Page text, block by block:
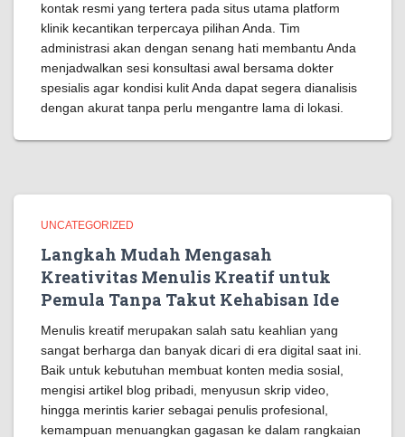
kontak resmi yang tertera pada situs utama platform
klinik kecantikan terpercaya pilihan Anda. Tim
administrasi akan dengan senang hati membantu Anda
menjadwalkan sesi konsultasi awal bersama dokter
spesialis agar kondisi kulit Anda dapat segera dianalisis
dengan akurat tanpa perlu mengantre lama di lokasi.
UNCATEGORIZED
Langkah Mudah Mengasah
Kreativitas Menulis Kreatif untuk
Pemula Tanpa Takut Kehabisan Ide
Menulis kreatif merupakan salah satu keahlian yang
sangat berharga dan banyak dicari di era digital saat ini.
Baik untuk kebutuhan membuat konten media sosial,
mengisi artikel blog pribadi, menyusun skrip video,
hingga merintis karier sebagai penulis profesional,
kemampuan menuangkan gagasan ke dalam rangkaian